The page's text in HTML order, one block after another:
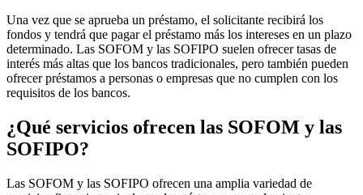
Una vez que se aprueba un préstamo, el solicitante recibirá los
fondos y tendrá que pagar el préstamo más los intereses en un plazo
determinado. Las SOFOM y las SOFIPO suelen ofrecer tasas de
interés más altas que los bancos tradicionales, pero también pueden
ofrecer préstamos a personas o empresas que no cumplen con los
requisitos de los bancos.
¿Qué servicios ofrecen las SOFOM y las
SOFIPO?
Las SOFOM y las SOFIPO ofrecen una amplia variedad de